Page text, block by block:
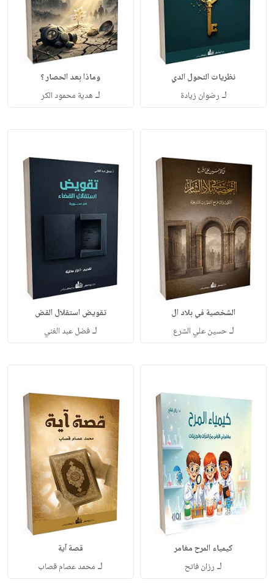
نظريات التحول الدي
لـ رضوان زيادة
وماذا بعد الحصار ؟
لـ هدية محمود الكر
الشخصية في بلاد ال
لـحسين علي الشرع
تقويض استقلال القض
لـفضل عبد الغني
كيمياء المرح مغامر
لـ رزان فاتح
قصة آية
لـ محمد عصام قصاب